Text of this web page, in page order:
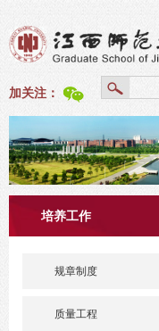
加关注：
培养工作
规章制度
质量工程